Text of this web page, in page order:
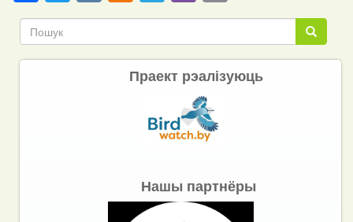
Link Пошук
Пошук
Праект рэалізуюць
Нашы партнёры